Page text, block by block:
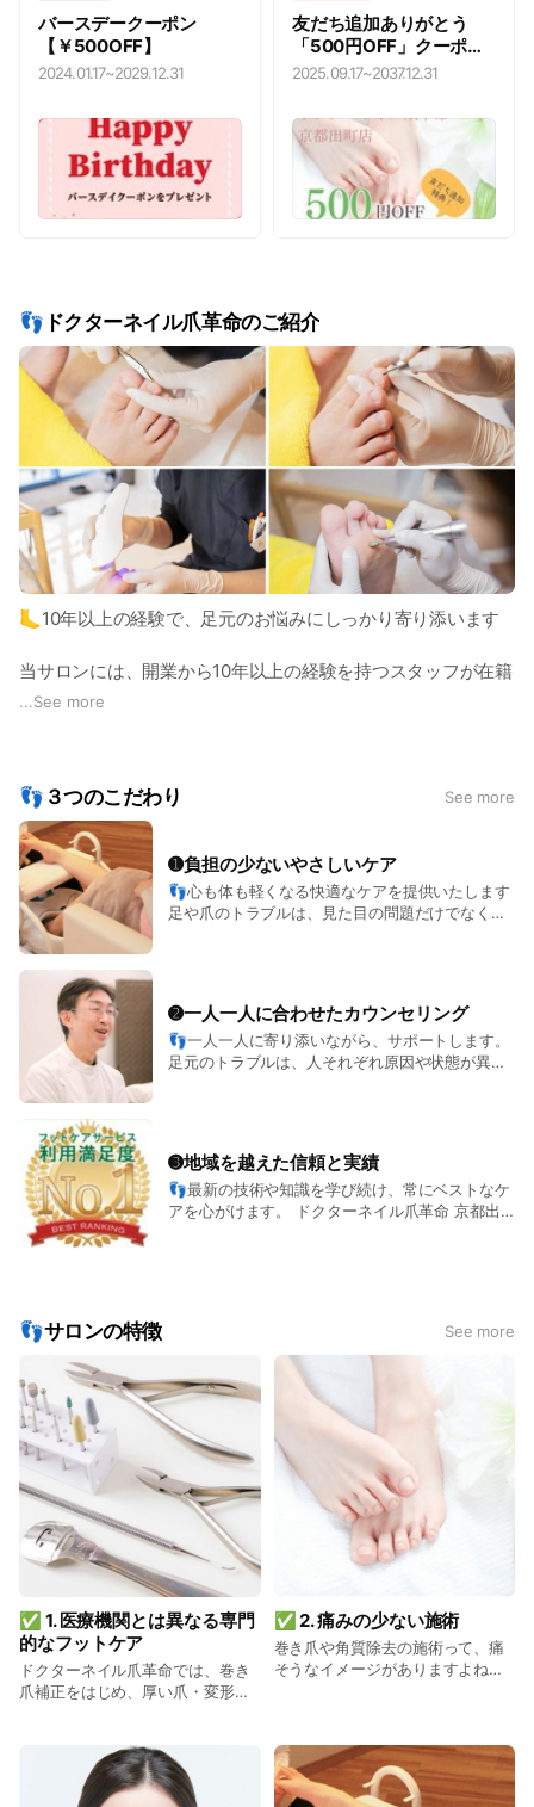
バースデークーポン
【￥500OFF】
2024.01.17~2029.12.31
友だち追加ありがとう
「500円OFF」クーポン
プレゼント🎁
2025.09.17~2037.12.31
👣ドクターネイル爪革命のご紹介
🦶10年以上の経験で、足元のお悩みにしっかり寄り添います
当サロンには、開業から10年以上の経験を持つスタッフが在籍
しており、ドイツ式フットケアをベースに、巻き爪・タコ・ウ
「ただ見た目をキレイにするだけ」ではなく、歩きやすさや足
元からの健康サポートを大切にしているのが私たちのこだわり
です✨
専用の機器と確かな技術で、セルフケアでは難しい部分まで丁
寧にケア。
足裏のバランスや血行も整えていくので、足の疲れやだるさが
スッと軽くなる方も多いですよ◎
施術はすべて清潔感のあるプライベート空間で、リラックスし
ながら受けていただけます◎
「爪が切りづらい」「ガサガサかかとが気になる」「歩くと足
がつらい」など、
小さなお悩みも放っておかずに、まずはお気軽にご相談くださ
い！
あなたの足の状態をしっかりチェックして、今の状態に合った
ケアをご提案します。
ぜひ一度、スッキリ感の違いを体感してみてくださいね👣
...See more
👣３つのこだわり See more
➊負担の少ないやさしいケア
👣心も体も軽くなる快適なケアを提供いたします
足や爪のトラブルは、見た目の問題だけでなく、
かした丁寧なケアで、お客様が安心してお過ごし
いただけるよう心がけています。 リラックスした
空間の中で、心も体も軽くなるようなケアをぜひ
➋一人一人に合わせたカウンセリング
👣一人一人に寄り添いながら、サポートします。
足元のトラブルは、人それぞれ原因や状態が異な
◎ 一人一人に寄り添いながら、その場限りではな
く、長期的に健康な足元を維持するためのサポー
トを行います。 あなた専用のケアプランで、足元
➌地域を越えた信頼と実績
👣最新の技術や知識を学び続け、常にベストなケ
アを心がけます。 ドクターネイル爪革命 京都出
た丁寧なフットケアを心がけております✨ 日々変
化するお悩みに対応できるよう、専門的な知識の
習得と技術の向上にも努めています。 京都へお越
しの際は、足元から快適な毎日をサポートするケ
アをご体感ください♪
👣サロンの特徴 See more
✅ 1. 医療機関とは異なる専門
的なフットケア
ドクターネイル爪革命では、巻き
爪補正をはじめ、厚い爪・変形
や足裏のさまざまなトラブルに専
門的な技術でケアを行っています
✅ 2. 痛みの少ない施術
巻き爪や角質除去の施術って、痛
そうなイメージがありますよね。
矯正は「痛みがほとんどないのに
効果が高い」と好評で、長い間悩
んでいた方からの相談もたくさん